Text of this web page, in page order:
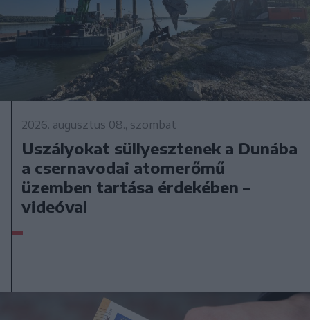
2026. augusztus 08., szombat
Uszályokat süllyesztenek a Dunába
a csernavodai atomerőmű
üzemben tartása érdekében –
videóval